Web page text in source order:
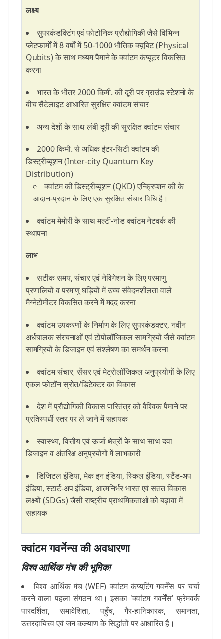
लक्ष्य
सुपरकंडक्टिंग एवं फोटोनिक प्रौद्योगिकी जैसे विभिन्न
प्लेटफार्मों में 8 वर्षों में 50-1000 भौतिक क्यूबिट (Physical
Qubits) के साथ मध्यम पैमाने के क्वांटम कंप्यूटर विकसित
करना
भारत के भीतर 2000 किमी. की दूरी पर ग्राउंड स्टेशनों के
बीच सैटेलाइट आधारित सुरक्षित क्वांटम संचार
अन्य देशोंके साथ लंबी दूरी की सुरक्षित क्वांटम संचार
2000 किमी. से अधिक इंटर-सिटी क्वांटम की
डिस्ट्रीब्यूशन (Inter-city Quantum Key
Distribution)
क्वांटमकी डिस्ट्रीब्यूशन(QKD) एन्क्रिप्शन की के
आदान-प्रदान के लिए एक सुरक्षित संचार विधि है।
क्वांटम मेमोरी के साथ मल्टी-नोड क्वांटम नेटवर्क की
स्थापना
लाभ
सटीक समय, संचार एवं नेविगेशन के लिए परमाणु
प्रणालियों व परमाणु घड़ियों में उच्च संवेदनशीलता वाले
मैग्नेटोमीटर विकसित करने में मदद करना
क्वांटम उपकरणों के निर्माण के लिए सुपरकंडक्टर, नवीन
अर्धचालक संरचनाओं एवं टोपोलॉजिकल सामग्रियों जैसे क्वांटम
सामग्रियों के डिजाइन एवं संश्लेषण का समर्थन करना
क्वांटम संचार, सेंसर एवं मेट्रोलॉजिकल अनुप्रयोगों के लिए
एकल फोटॉन स्रोत/डिटेक्टर का विकास
देश में प्रौद्योगिकी विकास पारितंत्र को वैश्विक पैमाने पर
प्रतिस्पर्धी स्तर पर ले जाने में सहायक
स्वास्थ्य, वित्तीय एवं ऊर्जा क्षेत्रों के साथ-साथ दवा
डिजाइन व अंतरिक्ष अनुप्रयोगों में लाभकारी
डिजिटल इंडिया, मेक इन इंडिया, स्किल इंडिया, स्टैंड-अप
इंडिया, स्टार्ट-अप इंडिया, आत्मनिर्भर भारत एवं सतत विकास
लक्ष्यों (SDGs) जैसी राष्ट्रीय प्राथमिकताओं को बढ़ावा में
सहायक
क्वांटम गवर्नेन्स की अवधारणा
विश्व आर्थिक मंच की भूमिका
विश्व आर्थिक मंच (WEF) क्वांटम कंप्यूटिंग गवर्नेंस पर चर्चा
करने वाला पहला संगठन था। इसका 'क्वांटम गवर्नेंस' फ्रेमवर्क
पारदर्शिता, समावेशिता, पहुँच, गैर-हानिकारक, समानता,
उत्तरदायित्त्व एवं जन कल्याण के सिद्धांतों पर आधारित है।